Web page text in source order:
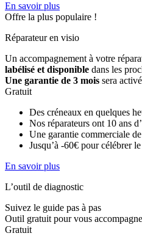
En savoir plus
Offre la plus populaire !
Réparateur en visio
Un accompagnement à votre
labélisé et disponible dans les
Une garantie de 3 mois sera
Gratuit
Des créneaux en quelques
Nos réparateurs ont 10 ans
Une garantie commerciale
Jusqu’à -60€ pour célébrer
En savoir plus
L’outil de diagnostic
Suivez le guide pas à pas
Outil gratuit pour vous
Gratuit